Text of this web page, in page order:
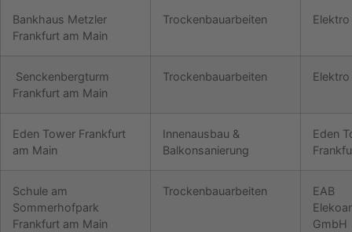
Bankhaus Metzler
Frankfurt am Main
Trockenbauarbeiten Elektro
Senckenbergturm
Frankfurt am Main
Trockenbauarbeiten Elektro
Eden Tower Frankfurt
am Main
Innenausbau &
Balkonsanierung
Eden
Schule am
Sommerhofpark
Frankfurt am Main
Trockenbauarbeiten
EAB
GmbH